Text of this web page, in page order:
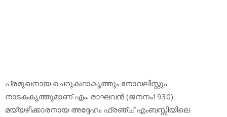
പ്രമുഖനായ ചെറുകഥാകൃത്തും നോവലിസ്റ്റും
നാടകകൃത്തുമാണ് എം. രാഘവന്‍ (ജനനം1930).
മയ്യഴിക്കാരനായ അദ്ദേഹം ഫ്രഞ്ച് എംബസ്സിയിലെ